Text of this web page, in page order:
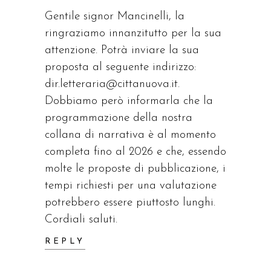
Gentile signor Mancinelli, la
ringraziamo innanzitutto per la sua
attenzione. Potrà inviare la sua
proposta al seguente indirizzo:
dir.letteraria@cittanuova.it.
Dobbiamo però informarla che la
programmazione della nostra
collana di narrativa è al momento
completa fino al 2026 e che, essendo
molte le proposte di pubblicazione, i
tempi richiesti per una valutazione
potrebbero essere piuttosto lunghi.
Cordiali saluti.
REPLY